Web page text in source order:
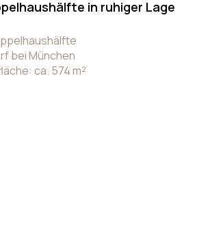
in ruhiger Lage
bei München
ca. 574 m²